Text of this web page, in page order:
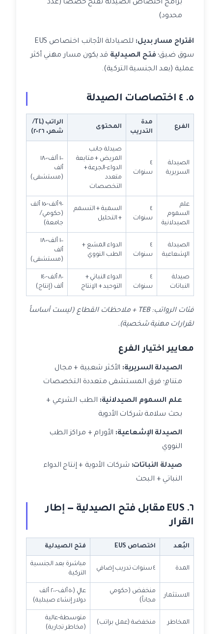
برامج اختصاص الصيدلة تفتح حصصاً (عدد
محدود)
اقتراح مسار بديل:
للصيادلة الأجانب اختصاص EUS
سوق ضيق؛ فتح الصيدلية قد يكون مسار مهني أكثر
عملية (بعد الجنسية التركية).
٥. ٤ اختصاصات الصيدلة
الفرع
مدة
التدريب
المحتوى
الراتب (TL/
شهر، ٢٠٢٦)
الصيدلة
السريرية
٤
سنوات
صيدلة جانب
المريض + متابعة
الدواء-الجرعة +
متعدد
التخصصات
١٠٠ ألف-١٨٠
ألف
(مستشفى)
علم
السموم
الصيدلانية
٤
سنوات
السمية + التسمم
+ التحليل
٩٠ ألف-١٥٠ ألف
(حكومي/
جامعة)
الصيدلة
الإشعاعية
٤
سنوات
الدواء المشع +
الطب النووي
١٠٠ ألف-١٨٠
ألف
(مستشفى)
صيدلة
النباتات
٤
سنوات
الدواء النباتي +
التوحيد + الإنتاج
٨٠ ألف-١٤٠
ألف (إنتاج)
فئات الرواتب: TEB + ملاحظات القطاع (ليست أساساً
لقرارات مهنية شخصية).
معايير اختيار الفرع
الصيدلة السريرية: الأكثر شعبية + مجال
متنامٍ؛ فرق المستشفى متعددة التخصصات
علم السموم الصيدلانية: الطب الشرعي +
بحث سلامة شركات الأدوية
الصيدلة الإشعاعية: الأورام + مراكز الطب
النووي
صيدلة النباتات: شركات الأدوية + إنتاج الدواء
النباتي + البحث
٦. EUS مقابل فتح الصيدلية — إطار
القرار
البُعد اختصاص EUS فتح الصيدلية
المدة ٤ سنوات تدريب إضافي
مباشرة بعد الجنسية
التركية
الاستثمار
منخفض (حكومي
مجاناً)
عالٍ (٥٠ ألف-٢٠٠ ألف
دولار إنشاء صيدلية)
المخاطر منخفضة (عمل براتب)
متوسطة-عالية
(مخاطر تجارية)